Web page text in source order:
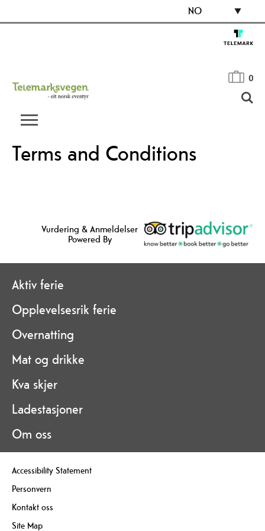
NO
0
Terms and Conditions
Vurdering & Anmeldelser
Powered By
Aktiv ferie
Opplevelsesrik ferie
Overnatting
Mat og drikke
Kva skjer
Ladestasjoner
Om oss
Accessibility Statement
Personvern
Kontakt oss
Site Map